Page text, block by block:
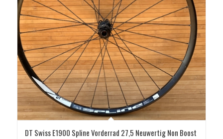
DT Swiss E1900 Spline Vorderrad 27,5 Neuwertig Non Boost